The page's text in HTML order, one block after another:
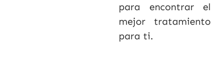
para encontrar el
mejor tratamiento
para ti.